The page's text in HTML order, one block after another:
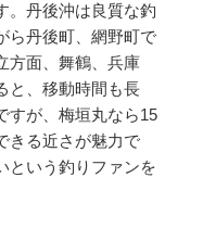
。丹後沖は良質な釣
ら丹後町、網野町で
方面、舞鶴、兵庫
と、移動時間も長
すが、梅垣丸なら15
きる近さが魅力で
という釣りファンを